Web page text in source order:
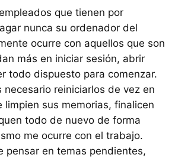
que tienen por
nunca su ordenador del
ocurre con aquellos que son
más en iniciar sesión, abrir
todo dispuesto para comenzar.
necesario reiniciarlos de vez en
limpien sus memorias, finalicen
todo de nuevo de forma
me ocurre con el trabajo.
pensar en temas pendientes,